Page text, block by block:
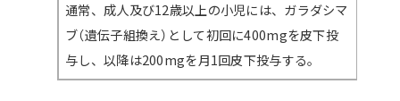
通常、成人及び12歳以上の小児には、ガラダシマ
ブ（遺伝子組換え）として初回に400mgを皮下投
与し、以降は200mgを月1回皮下投与する。